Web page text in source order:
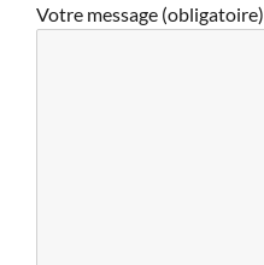
Votre message (obligatoire)